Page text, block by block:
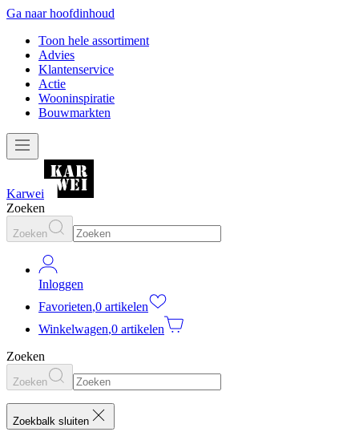
Ga naar hoofdinhoud
Toon hele assortiment
Advies
Klantenservice
Actie
Wooninspiratie
Bouwmarkten
Karwei
Zoeken
Zoeken
Inloggen
Favorieten,0 artikelen
Winkelwagen,0 artikelen
Zoeken
Zoeken
Zoekbalk sluiten